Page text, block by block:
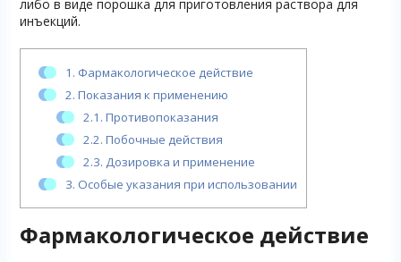
либо в виде порошка для приготовления раствора для
инъекций.
1. Фармакологическое действие
2. Показания к применению
2.1. Противопоказания
2.2. Побочные действия
2.3. Дозировка и применение
3. Особые указания при использовании
Фармакологическое действие